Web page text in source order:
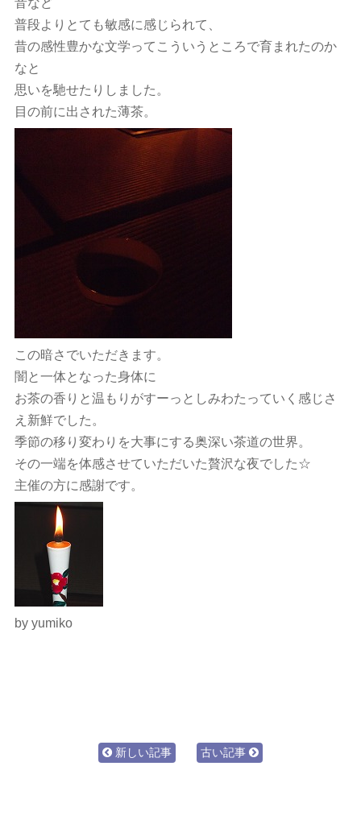
音など
普段よりとても敏感に感じられて、
昔の感性豊かな文学ってこういうところで育まれたのか
なと
思いを馳せたりしました。
目の前に出された薄茶。
この暗さでいただきます。
闇と一体となった身体に
お茶の香りと温もりがすーっとしみわたっていく感じさ
え新鮮でした。
季節の移り変わりを大事にする奥深い茶道の世界。
その一端を体感させていただいた贅沢な夜でした☆
主催の方に感謝です。
by yumiko
新しい記事 古い記事